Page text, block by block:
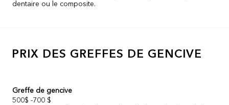
dentaire ou le composite.
PRIX DES GREFFES DE GENCIVE
Greffe de gencive
500$ -700 $